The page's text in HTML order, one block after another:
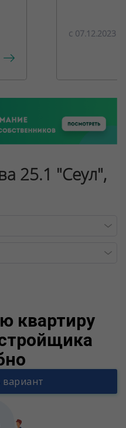
c 07.12.2023
25.1 "Сеул",
квартиру